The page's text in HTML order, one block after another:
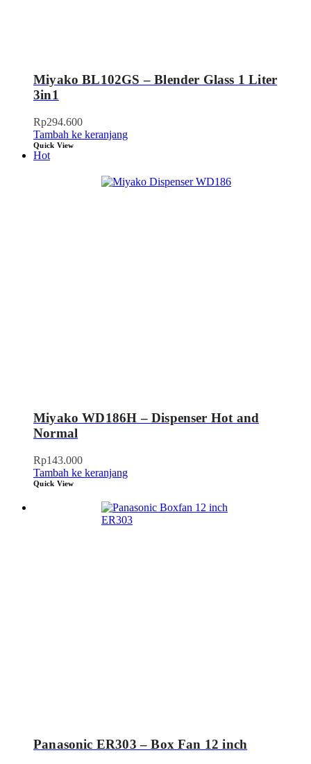
Miyako BL102GS – Blender Glass 1 Liter
3in1
Rp294.600
Tambah ke keranjang
Quick View
Hot
Miyako WD186H – Dispenser Hot and
Normal
Rp143.000
Tambah ke keranjang
Quick View
Panasonic ER303 – Box Fan 12 inch